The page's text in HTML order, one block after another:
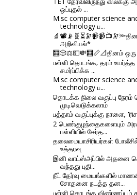
ஒப்புதல் ...
M.sc computer science
technology ப...
அறிவியல்*
🧮🎲⚖💵💸🧮📏📐தினம்
பள்ளி தொடங்க, தரம்
சமர்ப்பிக்க ...
M.sc computer science
technology ப...
தொடக்க நிலை வகுப்பு
முடிவெடுக்கலாம்
பத்தாம் வகுப்புக்கு நாளை,
2 பெண்குழந்தைகளையும்
பள்ளியில் சேர்த...
தலைமையாசிரியர்கள்
உத்தரவு
இனி வாட்ஸ்அப்பில் அதனை
வந்தது புதி...
நீட் தேர்வு மையங்களில்
சோதனை நடத்த தன...
பள்ளி தொடங்க விண்ணப்பம்